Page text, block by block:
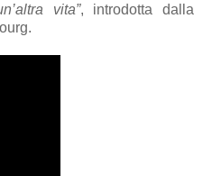
vita”, introdotta dalla